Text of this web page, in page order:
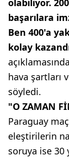
olabiliyor.
başarılara
Ben 400'a
kolay
hava şartları
söyledi.
"O ZAMAN
Paraguay
eleştirilerin
soruya ise 30